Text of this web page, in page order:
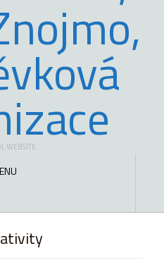
WEBSITE